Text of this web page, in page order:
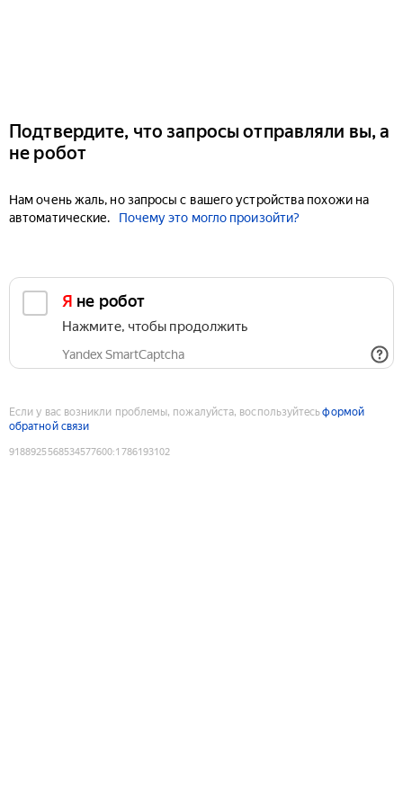
Подтвердите, что запросы отправляли вы, а
не робот
Нам очень жаль, но запросы с вашего устройства похожи на
автоматические.
Почему это могло произойти?
Я не робот
Нажмите, чтобы продолжить
Yandex SmartCaptcha
Если у вас возникли проблемы, пожалуйста, воспользуйтесьформой
обратной связи
9188925568534577600:1786193102